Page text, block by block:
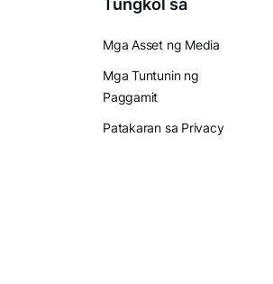
Tungkol sa
Mga Asset ng Media
Mga Tuntunin ng
Paggamit
Patakaran sa Privacy